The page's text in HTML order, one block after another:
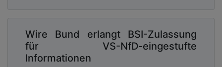
sollten in bestehenden, unternehmenseigenen
Systemen verbleiben – etwa in
Verzeichnisdiensten, CRM- oder ERP-Systemen.
Wire Bund erlangt BSI-Zulassung
für VS-NfD-eingestufte
Informationen